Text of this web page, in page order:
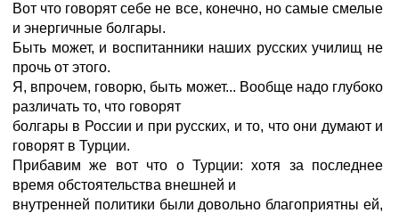
Вот что говорят себе не все, конечно, но самые смелые
и энергичные болгары.
Быть может, и воспитанники наших русских училищ не
прочь от этого.
Я, впрочем, говорю, быть может... Вообще надо глубоко
различать то, что говорят
болгары в России и при русских, и то, что они думают и
говорят в Турции.
Прибавим же вот что о Турции: хотя за последнее
время обстоятельства внешней и
внутренней политики были довольно благоприятны ей,